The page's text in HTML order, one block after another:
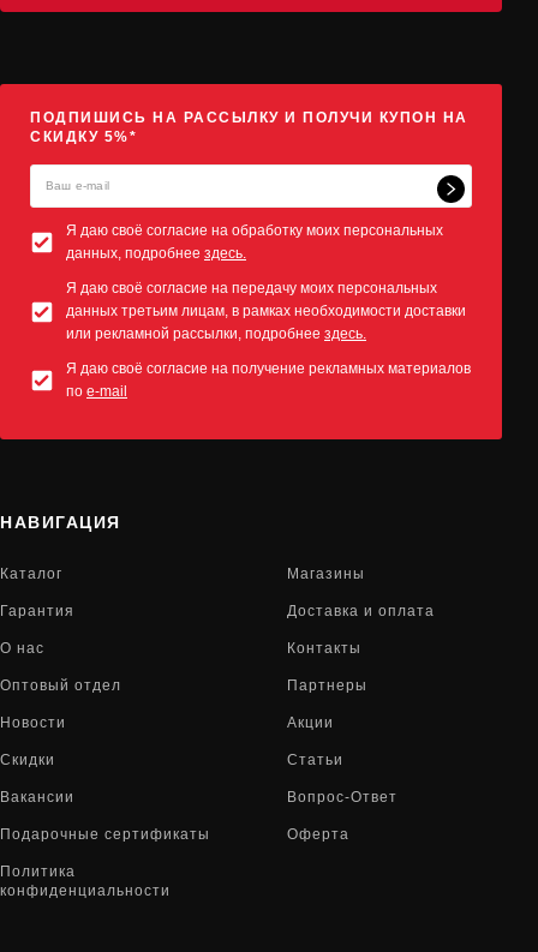
ПОДПИШИСЬ НА РАССЫЛКУ И ПОЛУЧИ КУПОН НА
СКИДКУ 5%*
Я даю своё согласие на обработку моих персональных
данных, подробнее здесь.
Я даю своё согласие на передачу моих персональных
данных третьим лицам, в рамках необходимости доставки
или рекламной рассылки, подробнее здесь.
Я даю своё согласие на получение рекламных материалов
по e-mail
НАВИГАЦИЯ
Каталог Магазины
Гарантия Доставка и оплата
О нас Контакты
Оптовый отдел Партнеры
Новости Акции
Скидки Статьи
Вакансии Вопрос-Ответ
Подарочные сертификаты Оферта
Политика
конфиденциальности